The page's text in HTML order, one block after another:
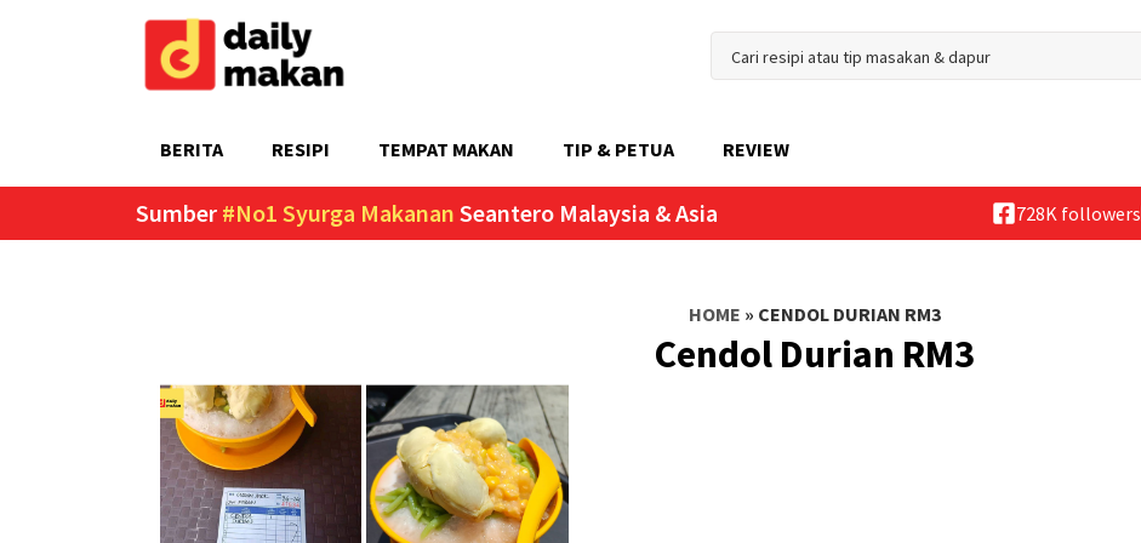
BERITA RESIPI TEMPAT MAKAN TIP & PETUA REVIEW
Sumber #No1 Syurga Makanan Seantero Malaysia & Asia 728K followers
HOME » CENDOL DURIAN RM3
Cendol Durian RM3